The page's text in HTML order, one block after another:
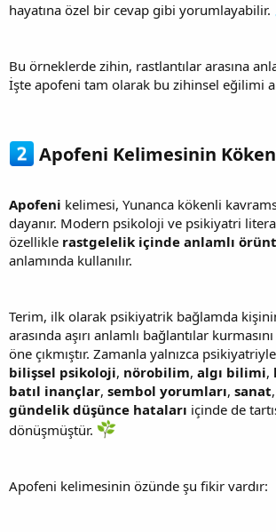
hayatına özel bir cevap gibi yorumlayabilir.
Bu örneklerde zihin, rastlantılar arasına
İşte apofeni tam olarak bu zihinsel eğilimi
Apofeni Kelimesinin
Apofeni kelimesi, Yunanca kökenli
dayanır. Modern psikoloji ve psikiyatri
özellikle rastgelelik içinde anlamlı
anlamında kullanılır.
Terim, ilk olarak psikiyatrik bağlamda
arasında aşırı anlamlı bağlantılar
öne çıkmıştır. Zamanla yalnızca psikiyatriyle
bilişsel psikoloji, nörobilim, algı bilimi,
batıl inançlar, sembol yorumları, sanat,
gündelik düşünce hataları içinde de
dönüşmüştür.
Apofeni kelimesinin özünde şu fikir vardır: